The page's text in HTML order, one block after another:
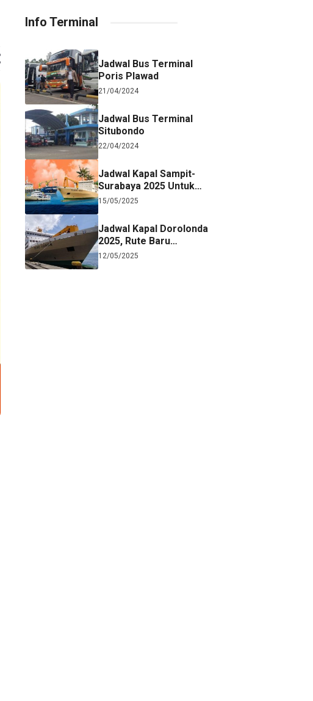
Info Terminal
Jadwal Bus Terminal
Poris Plawad
21/04/2024
Jadwal Bus Terminal
Situbondo
22/04/2024
Jadwal Kapal Sampit-
Surabaya 2025 Untuk
Referensi Perjalanan
15/05/2025
Jadwal Kapal Dorolonda
2025, Rute Baru
Surabaya-Jayapura
12/05/2025